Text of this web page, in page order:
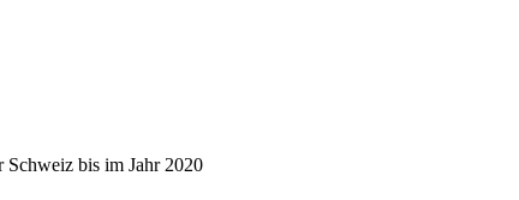
Schweiz bis im Jahr 2020